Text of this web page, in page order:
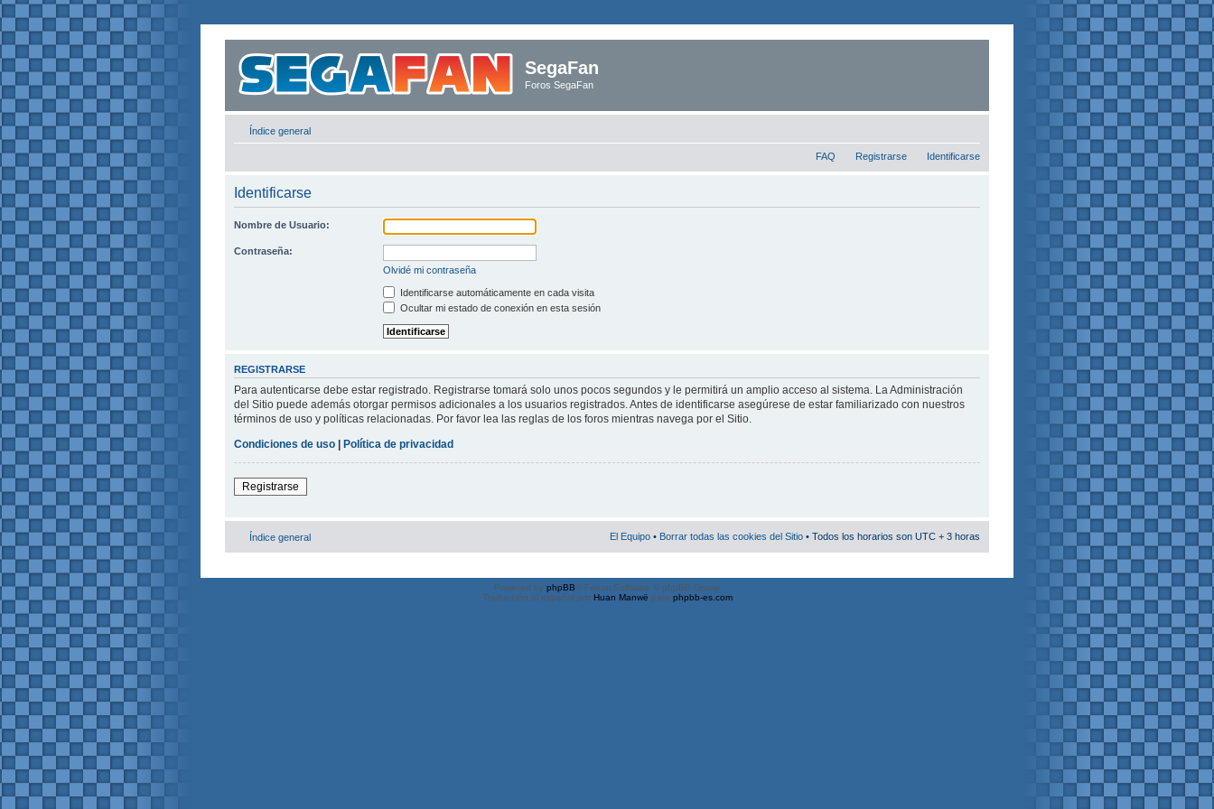
SegaFan
Foros SegaFan
Índice general
FAQ Registrarse Identificarse
Identificarse
Nombre de Usuario:
Contraseña:
Olvidé mi contraseña
Identificarse automáticamente en cada visita
Ocultar mi estado de conexión en esta sesión
REGISTRARSE
Para autenticarse debe estar registrado. Registrarse tomará solo unos pocos segundos y le permitirá un amplio acceso al sistema. La Administración
del Sitio puede además otorgar permisos adicionales a los usuarios registrados. Antes de identificarse asegúrese de estar familiarizado con nuestros
términos de uso y políticas relacionadas. Por favor lea las reglas de los foros mientras navega por el Sitio.
Condiciones de uso
Política de privacidad
Registrarse
Índice general El Equipo • Borrar todas las cookies del Sitio • Todos los horarios son UTC + 3 horas
Powered by phpBB® Forum Software © phpBB Group
Traducción al español por Huan Manwë para phpbb-es.com